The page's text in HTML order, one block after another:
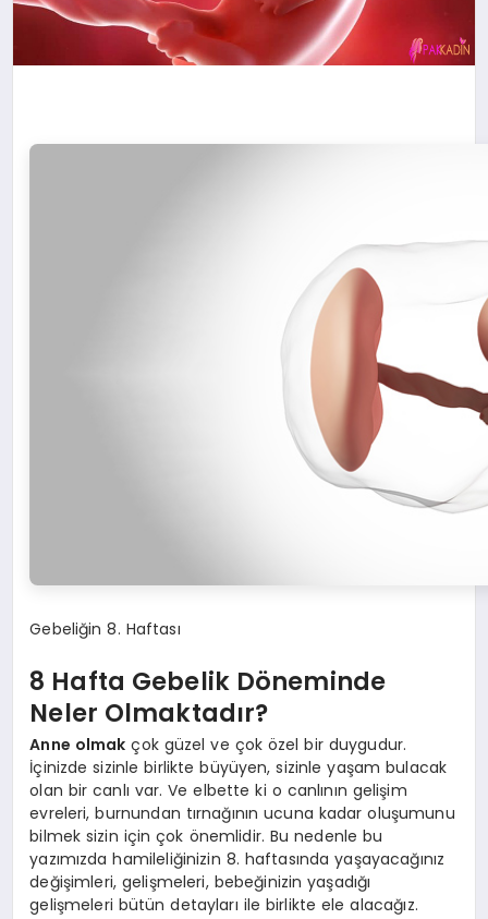
Gebeliğin 8. Haftası
8 Hafta Gebelik Döneminde
Neler Olmaktadır?
Anne olmak çok güzel ve çok özel bir duygudur.
İçinizde sizinle birlikte büyüyen, sizinle yaşam bulacak
olan bir canlı var. Ve elbette ki o canlının gelişim
evreleri, burnundan tırnağının ucuna kadar oluşumunu
bilmek sizin için çok önemlidir. Bu nedenle bu
yazımızda hamileliğinizin 8. haftasında yaşayacağınız
değişimleri, gelişmeleri, bebeğinizin yaşadığı
gelişmeleri bütün detayları ile birlikte ele alacağız.